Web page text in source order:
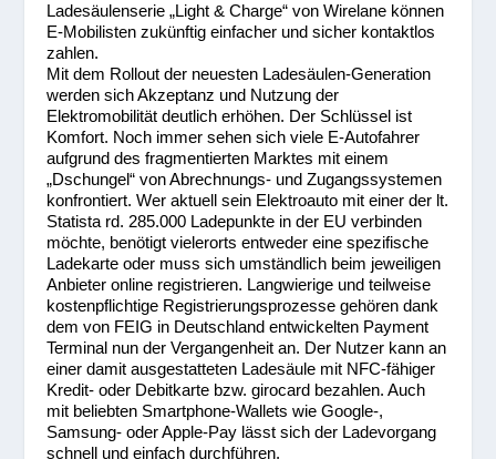
Ladesäulenserie „Light & Charge“ von Wirelane können
E-Mobilisten zukünftig einfacher und sicher kontaktlos
zahlen.
Mit dem Rollout der neuesten Ladesäulen-Generation
werden sich Akzeptanz und Nutzung der
Elektromobilität deutlich erhöhen. Der Schlüssel ist
Komfort. Noch immer sehen sich viele E-Autofahrer
aufgrund des fragmentierten Marktes mit einem
„Dschungel“ von Abrechnungs- und Zugangssystemen
konfrontiert. Wer aktuell sein Elektroauto mit einer der lt.
Statista rd. 285.000 Ladepunkte in der EU verbinden
möchte, benötigt vielerorts entweder eine spezifische
Ladekarte oder muss sich umständlich beim jeweiligen
Anbieter online registrieren. Langwierige und teilweise
kostenpflichtige Registrierungsprozesse gehören dank
dem von FEIG in Deutschland entwickelten Payment
Terminal nun der Vergangenheit an. Der Nutzer kann an
einer damit ausgestatteten Ladesäule mit NFC-fähiger
Kredit- oder Debitkarte bzw. girocard bezahlen. Auch
mit beliebten Smartphone-Wallets wie Google-,
Samsung- oder Apple-Pay lässt sich der Ladevorgang
schnell und einfach durchführen.